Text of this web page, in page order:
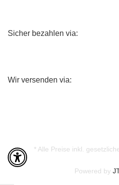
Sicher bezahlen via:
Wir versenden via:
* Alle Preise inkl.
Powered by